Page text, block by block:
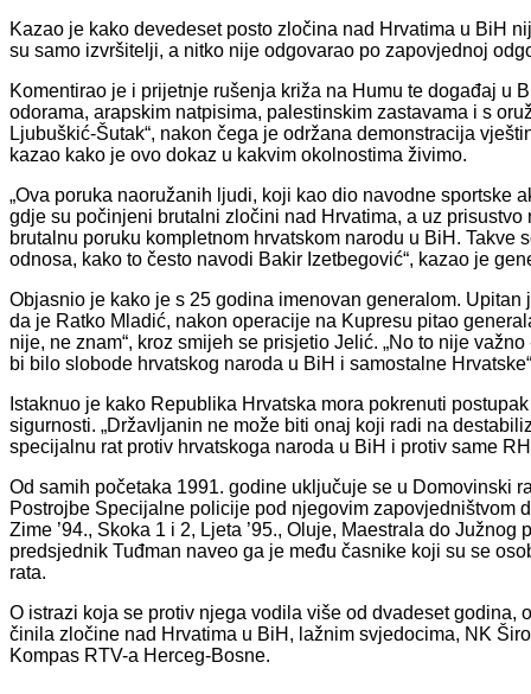
Kazao je kako devedeset posto zločina nad Hrvatima u BiH
su samo izvršitelji, a nitko nije odgovarao po zapovjednoj
Komentirao je i prijetnje rušenja križa na Humu te događaj u
odorama, arapskim natpisima, palestinskim zastavama i s
Ljubuškić-Šutak“, nakon čega je održana demonstracija
kazao kako je ovo dokaz u kakvim okolnostima živimo.
„Ova poruka naoružanih ljudi, koji kao dio navodne sportske
gdje su počinjeni brutalni zločini nad Hrvatima, a uz
brutalnu poruku kompletnom hrvatskom narodu u BiH.
odnosa, kako to često navodi Bakir Izetbegović“, kazao je
Objasnio je kako je s 25 godina imenovan generalom. Upitan
da je Ratko Mladić, nakon operacije na Kupresu pitao
nije, ne znam“, kroz smijeh se prisjetio Jelić. „No to nije
bi bilo slobode hrvatskog naroda u BiH i samostalne
Istaknuo je kako Republika Hrvatska mora pokrenuti
sigurnosti. „Državljanin ne može biti onaj koji radi na
specijalnu rat protiv hrvatskoga naroda u BiH i protiv same
Od samih početaka 1991. godine uključuje se u Domovinski
Postrojbe Specijalne policije pod njegovim zapovjedništvom
Zime ’94., Skoka 1 i 2, Ljeta ’95., Oluje, Maestrala do
predsjednik Tuđman naveo ga je među časnike koji su se
rata.
O istrazi koja se protiv njega vodila više od dvadeset
činila zločine nad Hrvatima u BiH, lažnim svjedocima, NK
Kompas RTV-a Herceg-Bosne.